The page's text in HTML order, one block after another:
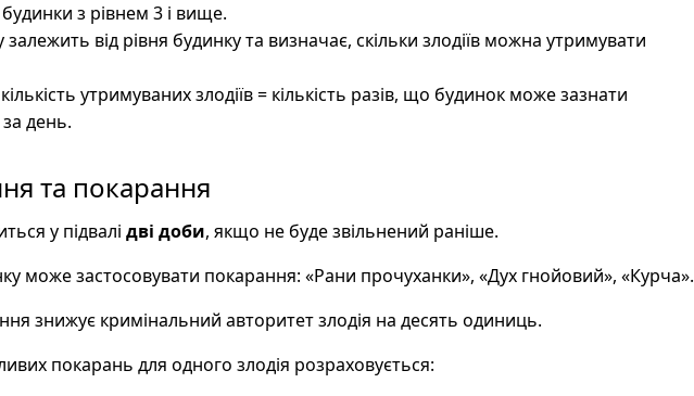
будинки з рівнем 3 і вище.
залежить від рівня будинку та визначає, скільки злодіїв можна утримувати
утримуваних злодіїв = кількість разів, що будинок може зазнати
день.
та покарання
у підвалі дві доби, якщо не буде звільнений раніше.
може застосовувати покарання: «Рани прочуханки», «Дух гнойовий», «Курча».
знижує кримінальний авторитет злодія на десять одиниць.
покарань для одного злодія розраховується: